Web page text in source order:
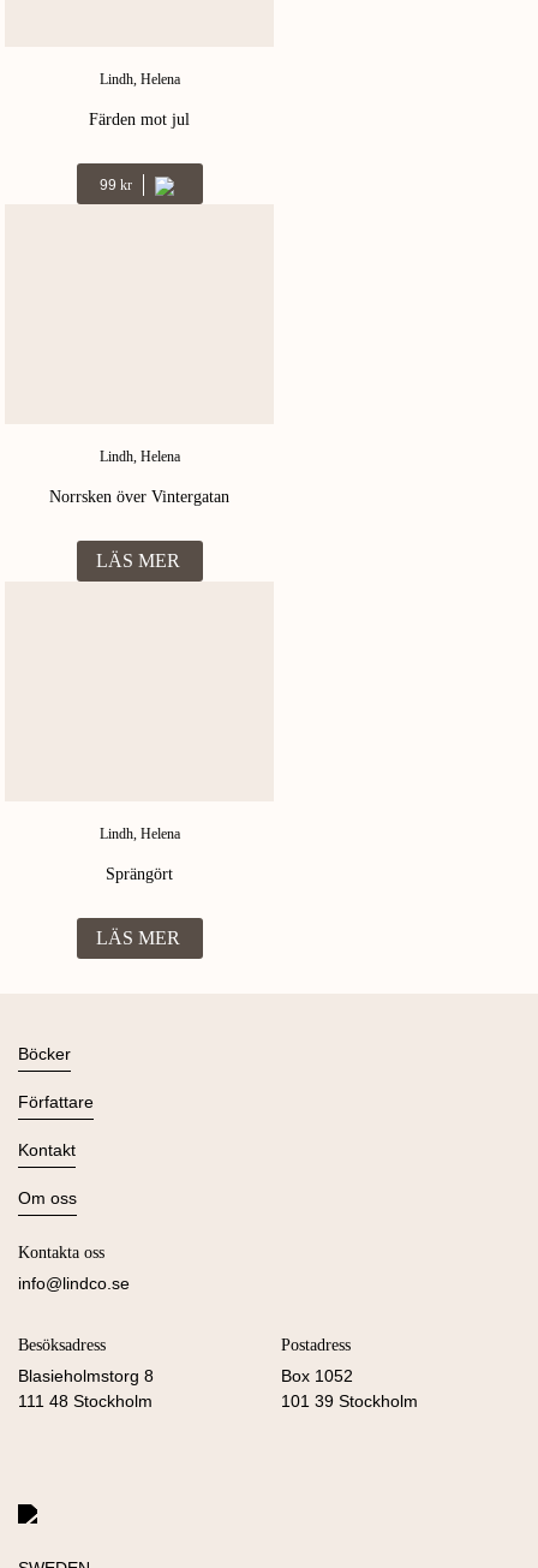
Lindh, Helena
Färden mot jul
99 Kr
Lindh, Helena
Norrsken över Vintergatan
LÄS MER
Lindh, Helena
Sprängört
LÄS MER
Kontakta oss
info@lindco.se
Postadress
Box 1052
101 39 Stockholm
Besöksadress
Blasieholmstorg 8
111 48 Stockholm
Böcker
Alla böcker
Ljudböcker
Nyheter
Författare
Se alla
Kontakt
Kontakta oss
Press
Kataloger
Manus
Om oss